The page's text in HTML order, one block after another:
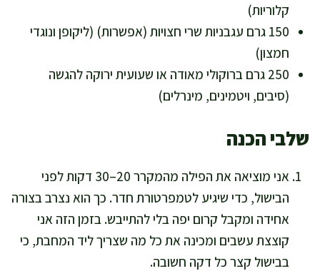
קלוריות)
150 גרם עגבניות שרי חצויות (אפשרות) (ליקופן ונוגדי
חמצון)
250 גרם ברוקולי מאודה או שעועית ירוקה להגשה
(סיבים, ויטמינים, מינרלים)
שלבי הכנה
אני מוציאה את הפילה מהמקרר 20–30 דקות לפני
הבישול, כדי שיגיע לטמפרטורת חדר. כך הוא נצרב בצורה
אחידה ומקבל קרום יפה בלי להתייבש. בזמן הזה אני
קוצצת עשבים ומכינה את כל מה שצריך ליד המחבת, כי
בבישול קצר כל דקה חשובה.